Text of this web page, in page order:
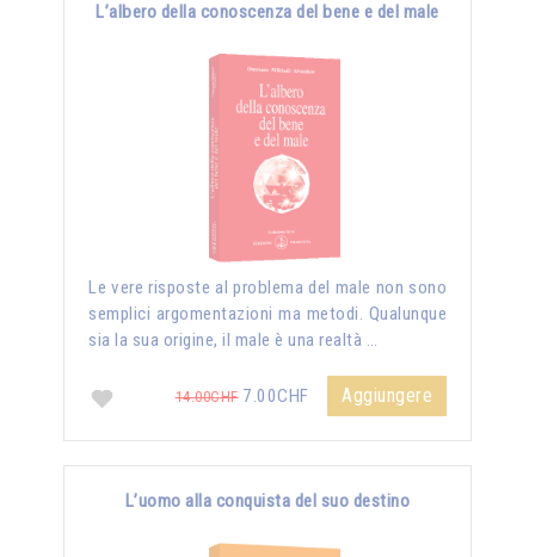
L’albero della conoscenza del bene e del male
Le vere risposte al problema del male non sono
semplici argomentazioni ma metodi. Qualunque
sia la sua origine, il male è una realtà …
14.00CHF7.00CHF Aggiungere
L’uomo alla conquista del suo destino